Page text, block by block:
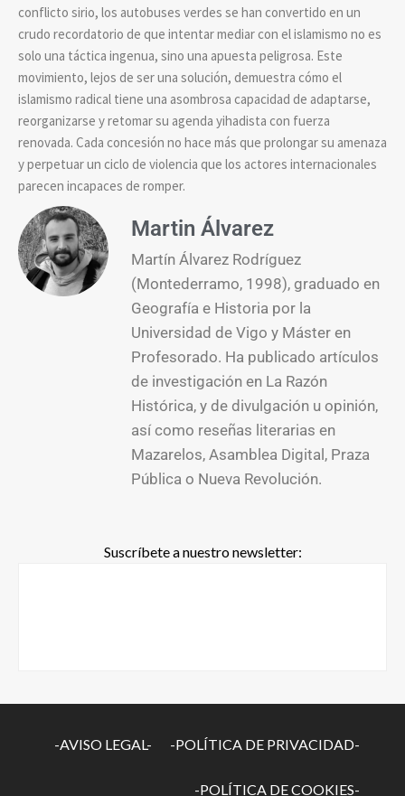
conflicto sirio, los autobuses verdes se han convertido en un
crudo recordatorio de que intentar mediar con el islamismo no es
solo una táctica ingenua, sino una apuesta peligrosa. Este
movimiento, lejos de ser una solución, demuestra cómo el
islamismo radical tiene una asombrosa capacidad de adaptarse,
reorganizarse y retomar su agenda yihadista con fuerza
renovada. Cada concesión no hace más que prolongar su amenaza
y perpetuar un ciclo de violencia que los actores internacionales
parecen incapaces de romper.
Martin Álvarez
Martín Álvarez Rodríguez
(Montederramo, 1998), graduado en
Geografía e Historia por la
Universidad de Vigo y Máster en
Profesorado. Ha publicado artículos
de investigación en La Razón
Histórica, y de divulgación u opinión,
así como reseñas literarias en
Mazarelos, Asamblea Digital, Praza
Pública o Nueva Revolución.
Suscríbete a nuestro newsletter:
-AVISO LEGAL- -POLÍTICA DE PRIVACIDAD-
-POLÍTICA DE COOKIES-